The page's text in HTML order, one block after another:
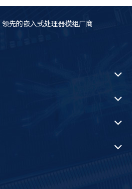
领先的嵌入式处理器模组厂商